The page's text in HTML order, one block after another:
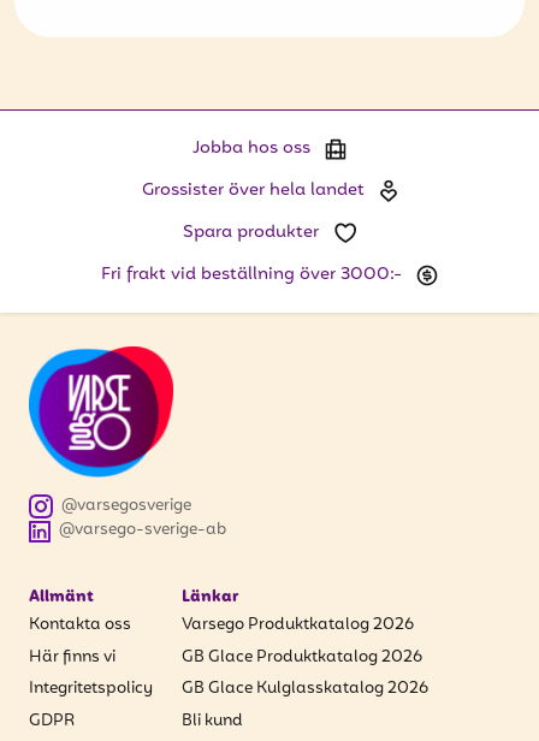
Event
Vill du få erbjudanden och vara den första
att få uppdateringar kring kampanjer?
Ange din e-postadress nedan för att ta del av våra
nyheter och erbjudanden.
PRENUMERERA
Jobba hos oss
Grossister över hela landet
Spara produkter
Fri frakt vid beställning över 3000:-
@varsego-sverige-ab
@varsegosverige
Allmänt
Kontakta oss
Här finns vi
Integritetspolicy
GDPR
Länkar
Varsego Produktkatalog 2026
GB Glace Produktkatalog 2026
GB Glace Kulglasskatalog 2026
Bli kund